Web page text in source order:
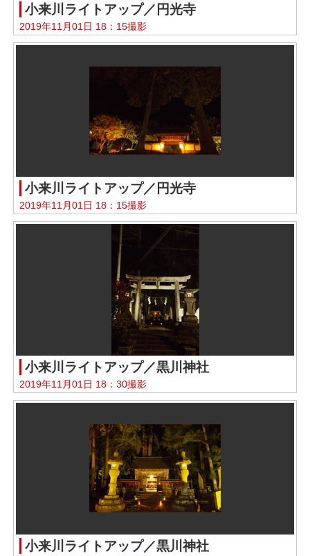
小来川ライトアップ／円光寺
2019年11月01日 18：15撮影
小来川ライトアップ／円光寺
2019年11月01日 18：15撮影
小来川ライトアップ／黒川神社
2019年11月01日 18：30撮影
小来川ライトアップ／黒川神社